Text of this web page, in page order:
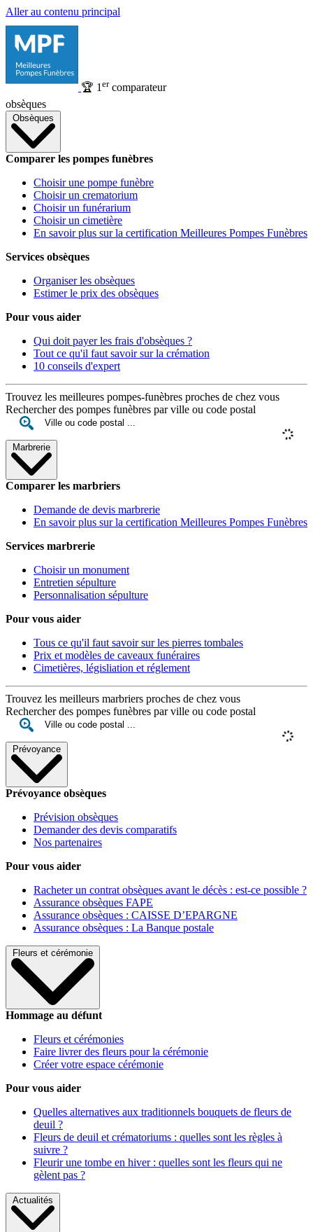
Aller au contenu principal
🏆 1 ercomparateur
obsèques
Obsèques
Comparer les pompes funèbres
Choisir une pompe funèbre
Choisir un crematorium
Choisir un funérarium
Choisir un cimetière
En savoir plus sur la certification Meilleures Pompes Funèbres
Services obsèques
Organiser les obsèques
Estimer le prix des obsèques
Pour vous aider
Qui doit payer les frais d'obsèques ?
Tout ce qu'il faut savoir sur la crémation
10 conseils d'expert
Trouvez les meilleures pompes-funèbres proches de chez vous
Rechercher des pompes funèbres par ville ou code postal
Marbrerie
Comparer les marbriers
Demande de devis marbrerie
En savoir plus sur la certification Meilleures Pompes Funèbres
Services marbrerie
Choisir un monument
Entretien sépulture
Personnalisation sépulture
Pour vous aider
Tous ce qu'il faut savoir sur les pierres tombales
Prix et modèles de caveaux funéraires
Cimetières, législiation et réglement
Trouvez les meilleurs marbriers proches de chez vous
Rechercher des pompes funèbres par ville ou code postal
Prévoyance
Prévoyance obsèques
Prévision obsèques
Demander des devis comparatifs
Nos partenaires
Pour vous aider
Racheter un contrat obsèques avant le décès : est-ce possible ?
Assurance obsèques FAPE
Assurance obsèques : CAISSE D’EPARGNE
Assurance obsèques : La Banque postale
Fleurs et cérémonie
Hommage au défunt
Fleurs et cérémonies
Faire livrer des fleurs pour la cérémonie
Créer votre espace cérémonie
Pour vous aider
Quelles alternatives aux traditionnels bouquets de fleurs de
deuil ?
Fleurs de deuil et crématoriums : quelles sont les règles à
suivre ?
Fleurir une tombe en hiver : quelles sont les fleurs qui ne
gèlent pas ?
Actualités